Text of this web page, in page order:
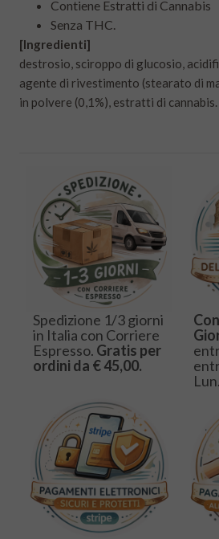
Contiene Estratti di Cannabis
Senza THC.
[Ingredienti]
destrosio, sciroppo di glucosio,
agente di rivestimento (stearato di
in polvere (0,1%), estratti di cannabis.
Spedizione 1/3 giorni
in Italia con Corriere
Espresso. Gratis per
ordini da € 45,00.